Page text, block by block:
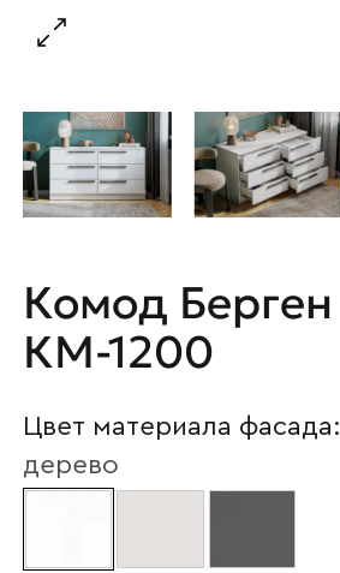
Комод Берген
КМ-1200
Цвет материала фасада:
дерево